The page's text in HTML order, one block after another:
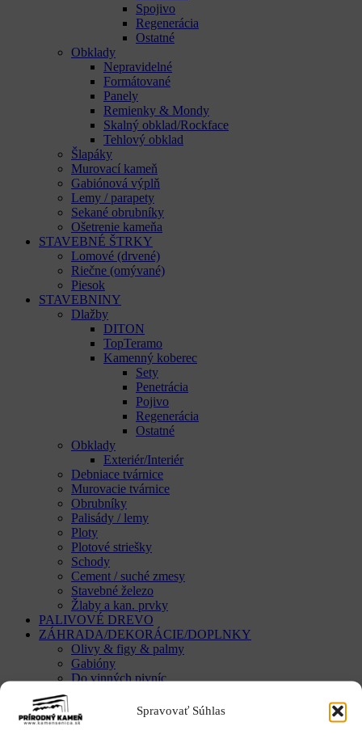
Spravovať Súhlas
Spojivo
Regenerácia
Ostatné
Obklady
Nepravidelné
Formátované
Panely
Remienky & Mondy
Skalný obklad/Rockface
Tehlový obklad
Šlapáky
Murovací kameň
Gabiónová výplň
Lemy / parapety
Sekané obrubníky
Ošetrenie kameňa
STAVEBNÉ ŠTRKY
Lomové (drvené)
Riečne (omývané)
Piesok
STAVEBNINY
Dlažby
DITON
TopTeramo
Kamenný koberec
Sety
Penetrácia
Pojivo
Regenerácia
Ostatné
Obklady
Exteriér/Interiér
Debniace tvárnice
Murovacie tvárnice
Obrubníky
Palisády / lemy
Ploty
Plotové striešky
Schody
Cement / suché zmesy
Stavebné železo
Žlaby a kan. prvky
PALIVOVÉ DREVO
ZÁHRADA/DEKORÁCIE/DOPLNKY
Olivy & figy & palmy
Gabióny
Do vinných pivníc
Húpačky & sedenia
Imitácie dreva